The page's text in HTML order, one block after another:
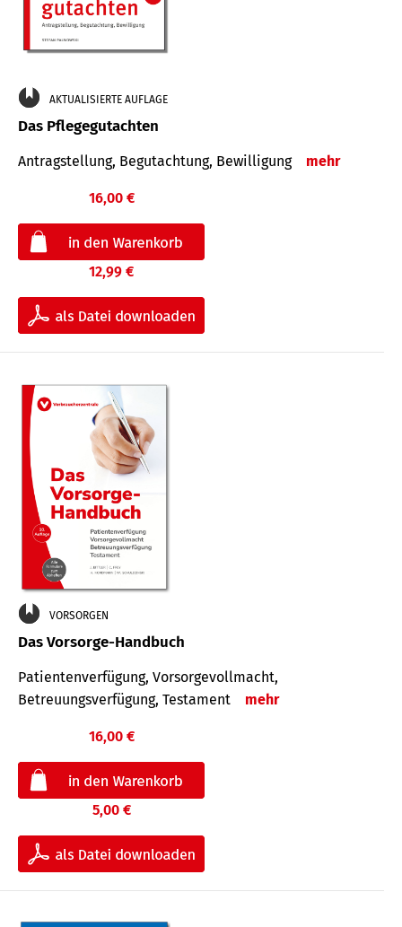
AKTUALISIERTE AUFLAGE
Das Pflegegutachten
Antragstellung, Begutachtung, Bewilligung mehr
16,00 €
12,99 €
VORSORGEN
Das Vorsorge-Handbuch
Patientenverfügung, Vorsorgevollmacht,
Betreuungsverfügung, Testament
mehr
16,00 €
5,00 €